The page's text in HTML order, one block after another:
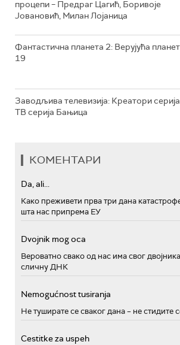
процепи – Предраг Цагић, Боривоје
Јовановић, Милан Лојаница
Фантастична планета 2: Верујућа
19
Заводљива телевизија: Креатори
ТВ серија Бањица
КОМЕНТАРИ
Da, ali...
Како преживети прва три дана
шта нас припрема ЕУ
Dvojnik mog oca
Вероватно свако од нас има свог
сличну ДНК
Nemogućnost tusiranja
Не туширате се сваког дана – не стидите
Cestitke za uspeh